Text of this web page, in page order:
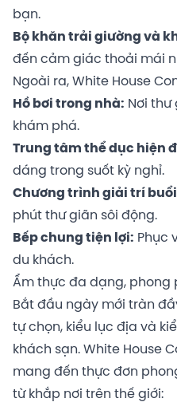
bạn.
Bộ khăn trải giường và
đến cảm giác thoải mái
Ngoài ra, White House
Hồ bơi trong nhà: Nơi
khám phá.
Trung tâm thể dục hiện
dáng trong suốt kỳ nghỉ.
Chương trình giải trí
phút thư giãn sôi động.
Bếp chung tiện lợi: Phục
du khách.
Ẩm thực đa dạng, phong
Bắt đầu ngày mới tràn
tự chọn, kiểu lục địa và
khách sạn. White House
mang đến thực đơn
từ khắp nơi trên thế giới: